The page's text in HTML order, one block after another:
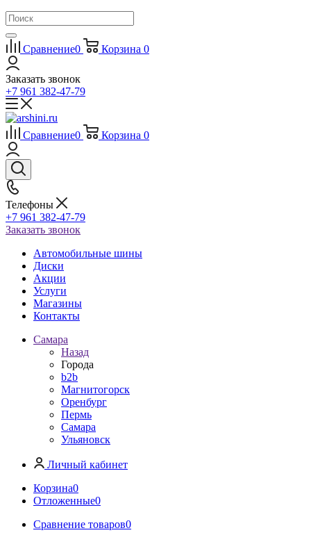
Сравнение0 Корзина 0
Заказать звонок
+7 961 382-47-79
Сравнение0 Корзина 0
Телефоны
+7 961 382-47-79
Заказать звонок
Автомобильные шины
Диски
Акции
Услуги
Магазины
Контакты
Самара
Назад
Города
b2b
Магнитогорск
Оренбург
Пермь
Самара
Ульяновск
Личный кабинет
Корзина0
Отложенные0
Сравнение товаров0